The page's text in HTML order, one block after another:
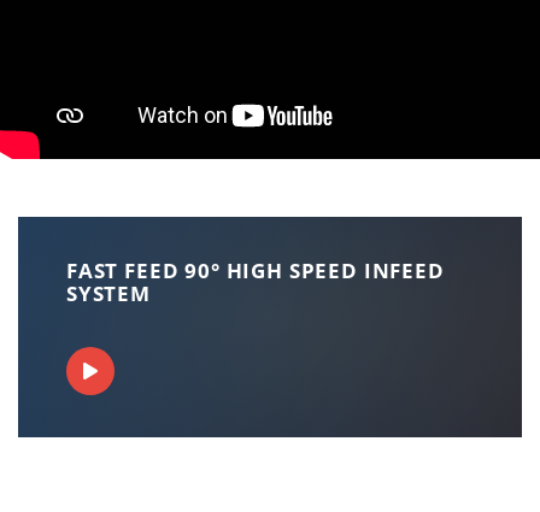
FAST FEED 90° HIGH SPEED INFEED
SYSTEM